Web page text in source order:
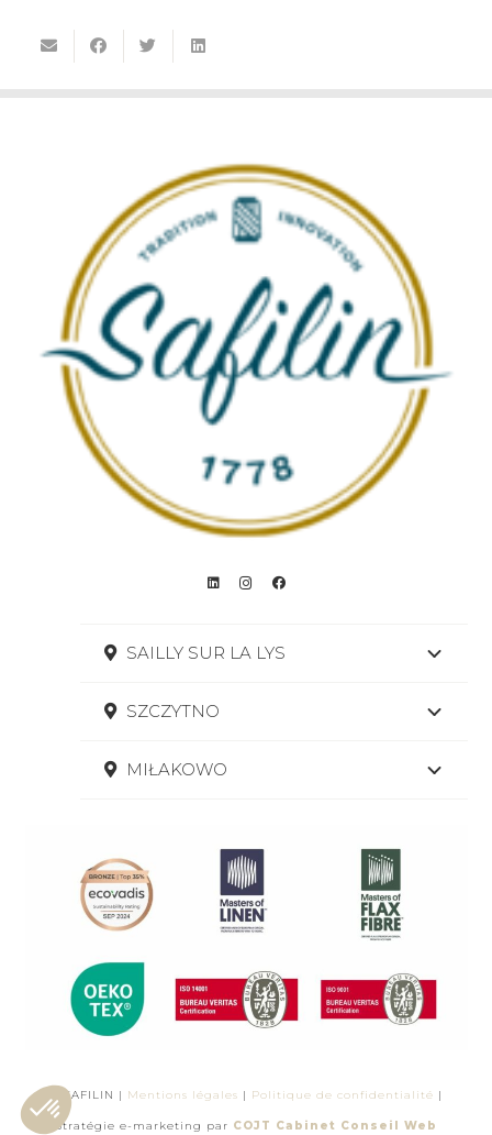
SAILLY SUR LA LYS
SZCZYTNO
MIŁAKOWO
© SAFILIN | Mentions légales | Politique de confidentialité |
Stratégie e-marketing par COJT Cabinet Conseil Web